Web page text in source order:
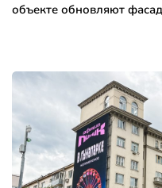
объекте обновляют